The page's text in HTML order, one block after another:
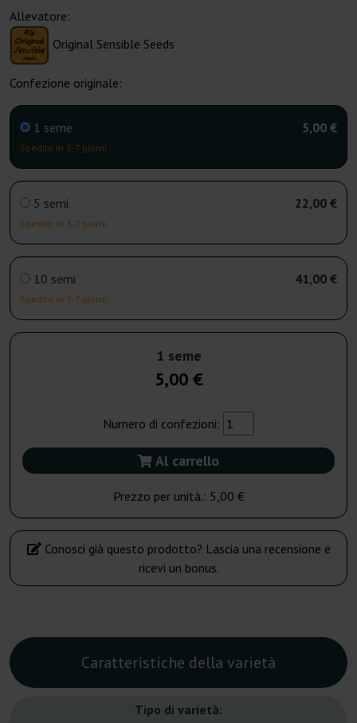
Allevatore:
Original Sensible Seeds
Confezione originale:
1 seme
Spedito in 3-7 giorni
5,00 €
5 semi
Spedito in 3-7 giorni
22,00 €
10 semi
Spedito in 3-7 giorni
41,00 €
1 seme
5,00 €
Numero di confezioni:
Al carrello
Prezzo per unità.: 5,00 €
Conosci già questo prodotto? Lascia una recensione e
ricevi un bonus.
Caratteristiche della varietà
Tipo di varietà: